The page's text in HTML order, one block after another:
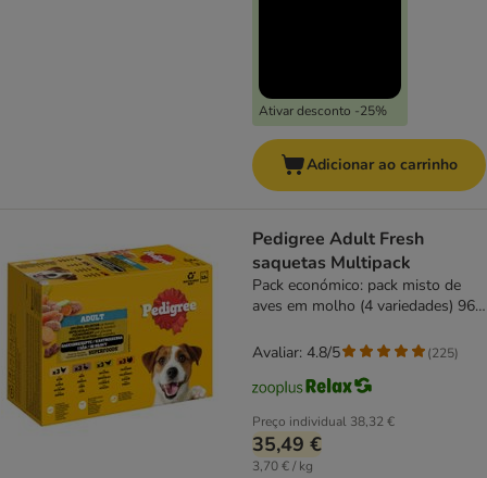
Ativar desconto -25%
Adicionar ao carrinho
Pedigree Adult Fresh
saquetas Multipack
Pack económico: pack misto de
aves em molho (4 variedades) 96
Preço individual 38,32 €
35,49 €
3,70 € / kg
Avaliar: 4.8/5 (225)